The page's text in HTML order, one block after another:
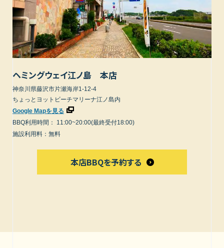
ヘミングウェイ江ノ島 本店
神奈川県藤沢市片瀬海岸1-12-4
ちょっとヨットビーチマリーナ江ノ島内
Google Mapを見る
BBQ利用時間：
11:00~20:00(最終受付18:00)
施設利用料：無料
本店BBQを予約する